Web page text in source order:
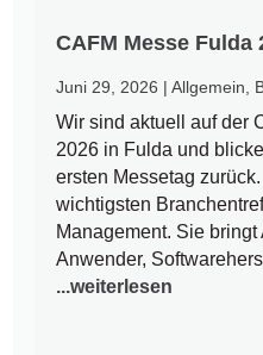
CAFM Messe Fulda
Juni 29, 2026 |Allgemein
Wir sind aktuell auf der
2026 in Fulda und
ersten Messetag
wichtigsten
Management. Sie
Anwender,
...weiterlesen